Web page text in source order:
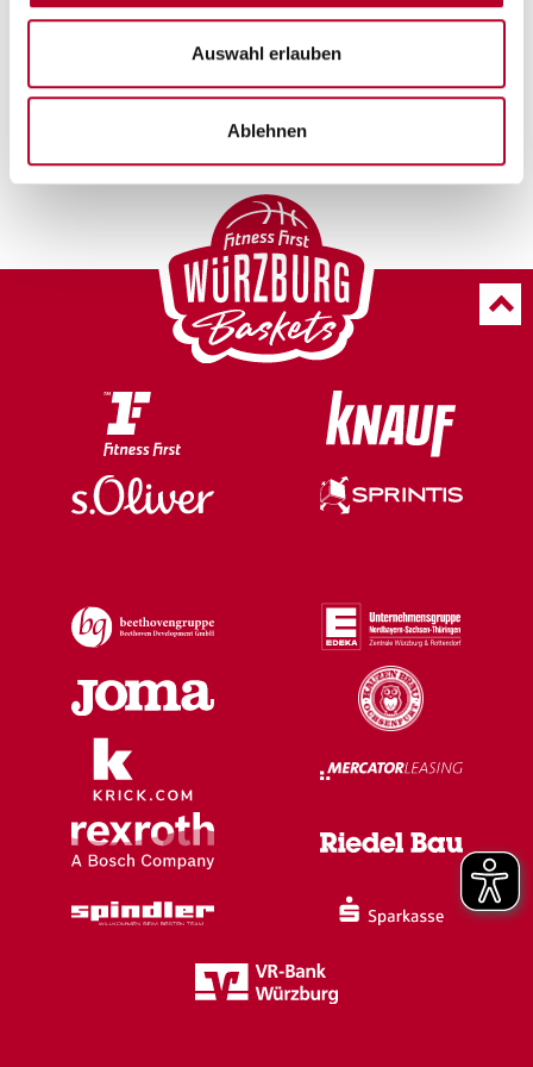
Auswahl erlauben
Ablehnen
und alle Wettbewerbe der FIBA Asien, FIBA Europa und FIBA
Modell GL6/GL7- gespielt.